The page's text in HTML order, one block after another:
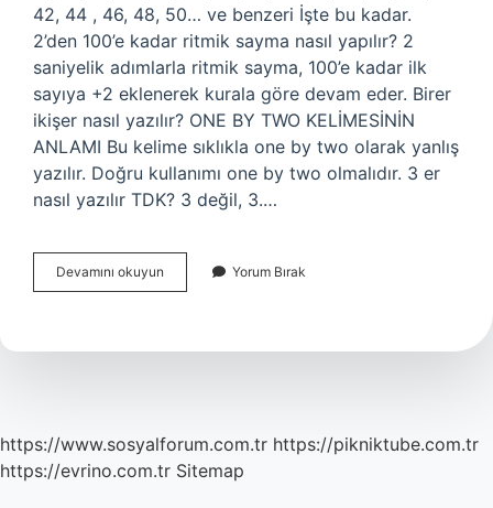
42, 44 , 46, 48, 50… ve benzeri İşte bu kadar.
2’den 100’e kadar ritmik sayma nasıl yapılır? 2
saniyelik adımlarla ritmik sayma, 100’e kadar ilk
sayıya +2 ​​eklenerek kurala göre devam eder. Birer
ikişer nasıl yazılır? ONE BY TWO KELİMESİNİN
ANLAMI Bu kelime sıklıkla one by two olarak yanlış
yazılır. Doğru kullanımı one by two olmalıdır. 3 er
nasıl yazılır TDK? 3 değil, 3.…
Devamını okuyun
Şer
Tdk
Yorum Bırak
https://www.sosyalforum.com.tr https://pikniktube.com.tr
https://evrino.com.tr Sitemap